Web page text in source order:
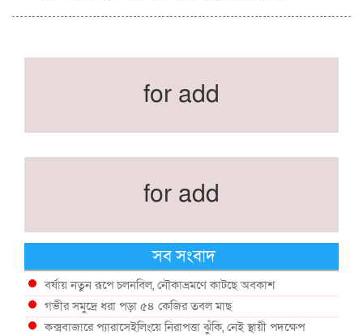
for add
for add
সব সংবাদ
বর্ষায় নতুন রূপে চলনবিল, নৌকাভ্রমণে কাটছে অবকাশ
গভীর সমুদ্রে ধরা পড়া ৫৪ কেজির তবল মাছ
কক্সবাজারে প্যারাসেইলিংয়ে নিরাপত্তা ঝুঁকি, নেই স্থায়ী পদক্ষেপ